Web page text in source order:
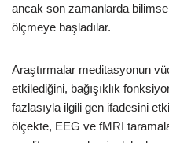
ancak son zamanlarda
ölçmeye başladılar.
Araştırmalar meditasyonun
etkilediğini, bağışıklık
fazlasıyla ilgili gen ifadesini
ölçekte, EEG ve fMRI